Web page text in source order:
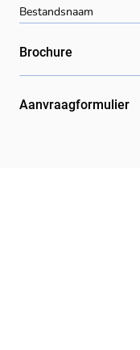
Bestandsnaam
Brochure
Aanvraagformulier